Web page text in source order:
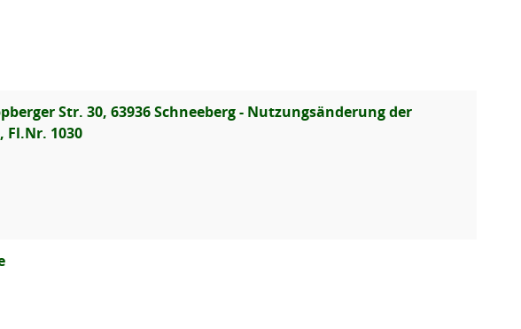
Str. 30, 63936 Schneeberg - Nutzungsänderung der
1030